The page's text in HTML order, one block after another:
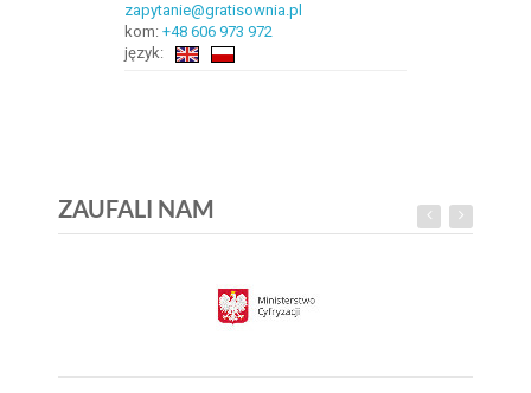
zapytanie@gratisownia.pl
kom: +48 606 973 972
język:
ZAUFALI NAM